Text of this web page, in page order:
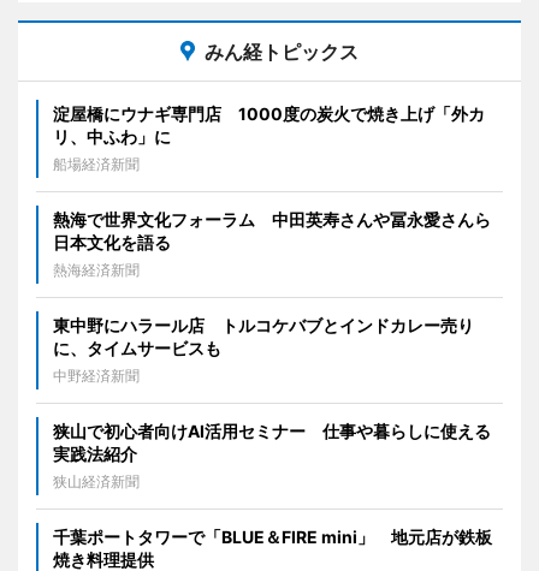
みん経トピックス
淀屋橋にウナギ専門店 1000度の炭火で焼き上げ「外カ
リ、中ふわ」に
船場経済新聞
熱海で世界文化フォーラム 中田英寿さんや冨永愛さんら
日本文化を語る
熱海経済新聞
東中野にハラール店 トルコケバブとインドカレー売り
に、タイムサービスも
中野経済新聞
狭山で初心者向けAI活用セミナー 仕事や暮らしに使える
実践法紹介
狭山経済新聞
千葉ポートタワーで「BLUE＆FIRE mini」 地元店が鉄板
焼き料理提供